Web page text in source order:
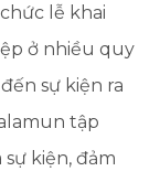
lễ khai
ở nhiều quy
sự kiện ra
tập
kiện, đảm